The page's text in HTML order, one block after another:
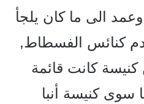
الى ما كان يلجأ
كنائس الفسطاط,
كانت قائمة
كنيسة أنبا